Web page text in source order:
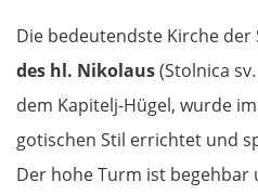
Die bedeutendste Kirche der
des hl. Nikolaus(Stolnica
dem Kapitelj-Hügel, wurde
gotischen Stil errichtet und
Der hohe Turm ist begehbar